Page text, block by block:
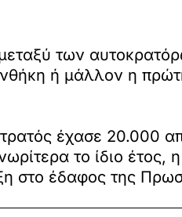
των
ή μάλλον η
έχασε 20.000
το ίδιο έτος, η
στο έδαφος της